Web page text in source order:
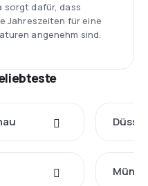
sorgt dafür, dass
Jahreszeiten für eine
angenehm sind.